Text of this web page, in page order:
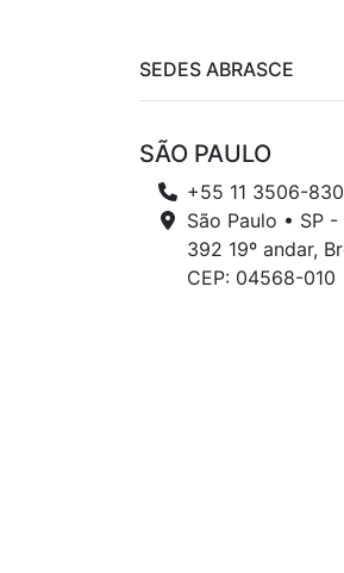
SEDES ABRASCE
SÃO PAULO
+55 11 3506-
São Paulo • SP
392 19º andar,
CEP: 04568-010